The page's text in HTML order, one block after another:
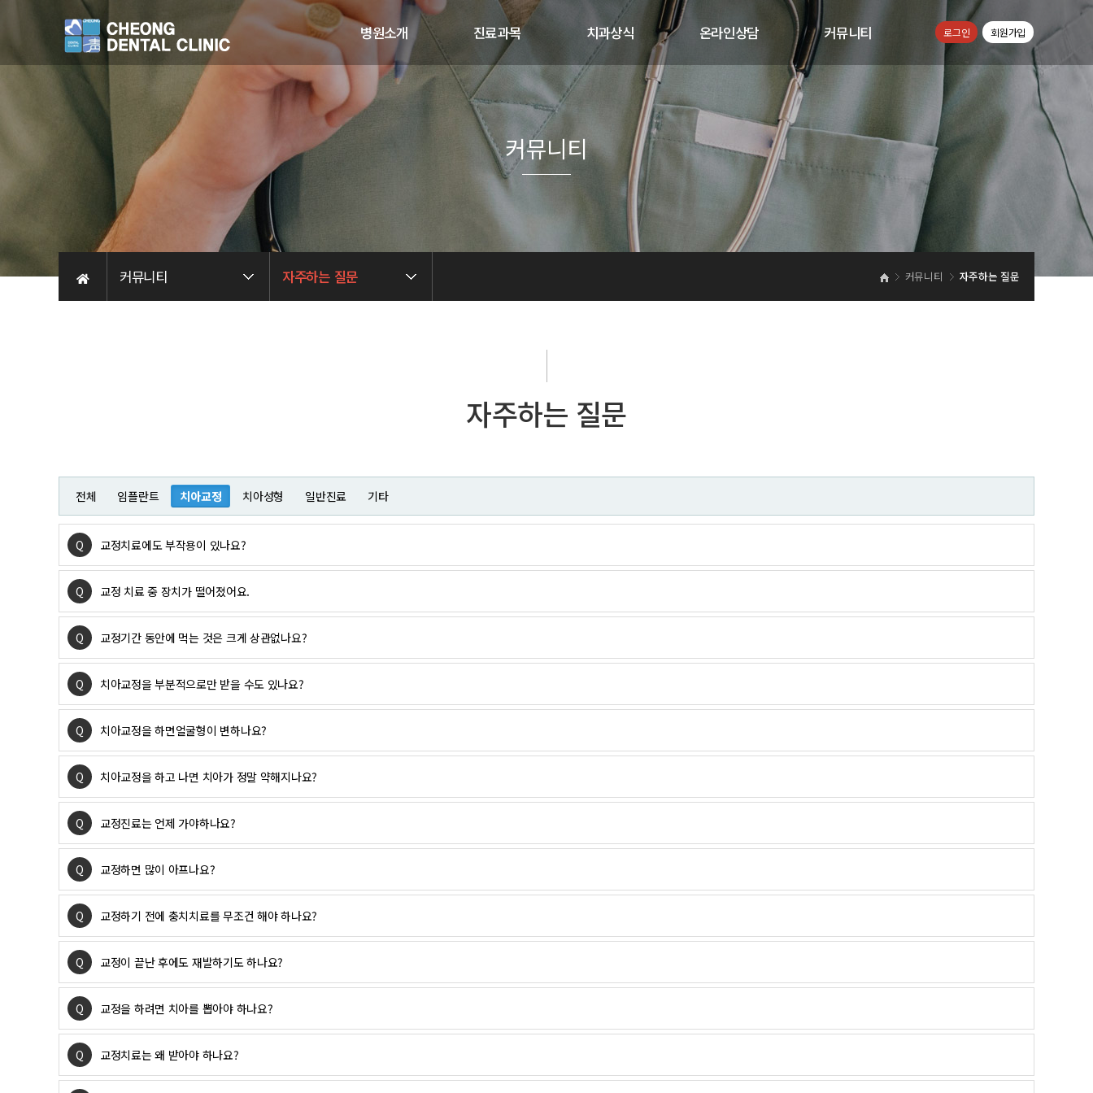
병원소개
친절한 청치과
진료진소개
진료과목
레이저 클리닉
임플란트
CT촬영 및 진단
치아성형
치아치료
치과상식
올바른 칫솔법
연령별 치아관리
임플란트 주의사항
온라인상담 커뮤니티
자주하시는질문
로그인 회원가입
커뮤니티 자주하는 질문 커뮤니티 자주하는 질문
커뮤니티
자주하는 질문
전체 임플란트 치아교정 치아성형 일반진료 기타
Q 교정치료에도 부작용이 있나요?
Q 교정 치료 중 장치가 떨어졌어요.
Q 교정기간 동안에 먹는 것은 크게 상관없나요?
Q 치아교정을 부분적으로만 받을 수도 있나요?
Q 치아교정을 하면얼굴형이 변하나요?
Q 치아교정을 하고 나면 치아가 정말 약해지나요?
Q 교정진료는 언제 가야하나요?
Q 교정하면 많이 아프나요?
Q 교정하기 전에 충치치료를 무조건 해야 하나요?
Q 교정이 끝난 후에도 재발하기도 하나요?
Q 교정을 하려면 치아를 뽑아야 하나요?
Q 교정치료는 왜 받아야 하나요?